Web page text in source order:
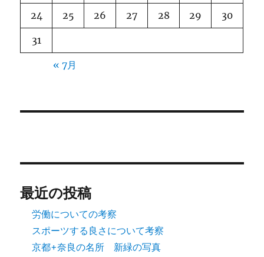
24 25 26 27 28 29 30
31
« 7月
最近の投稿
労働についての考察
スポーツする良さについて考察
京都+奈良の名所 新緑の写真